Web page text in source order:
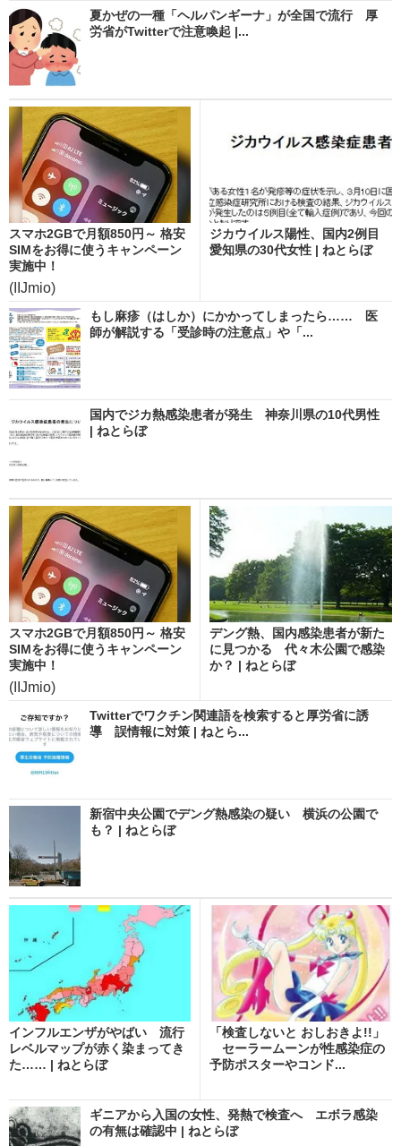
夏かぜの一種「ヘルパンギーナ」が全国で流行 厚
労省がTwitterで注意喚起 |...
スマホ2GBで月額850円～ 格安
SIMをお得に使うキャンペーン
実施中！
(IIJmio)
ジカウイルス陽性、国内2例目
愛知県の30代女性 | ねとらぼ
もし麻疹（はしか）にかかってしまったら…… 医
師が解説する「受診時の注意点」や「...
国内でジカ熱感染患者が発生 神奈川県の10代男性
| ねとらぼ
スマホ2GBで月額850円～ 格安
SIMをお得に使うキャンペーン
実施中！
(IIJmio)
デング熱、国内感染患者が新た
に見つかる 代々木公園で感染
か？ | ねとらぼ
Twitterでワクチン関連語を検索すると厚労省に誘
導 誤情報に対策 | ねとら...
新宿中央公園でデング熱感染の疑い 横浜の公園で
も？ | ねとらぼ
インフルエンザがやばい 流行
レベルマップが赤く染まってき
た…… | ねとらぼ
「検査しないと おしおきよ!!」
セーラームーンが性感染症の
予防ポスターやコンド...
ギニアから入国の女性、発熱で検査へ エボラ感染
の有無は確認中 | ねとらぼ